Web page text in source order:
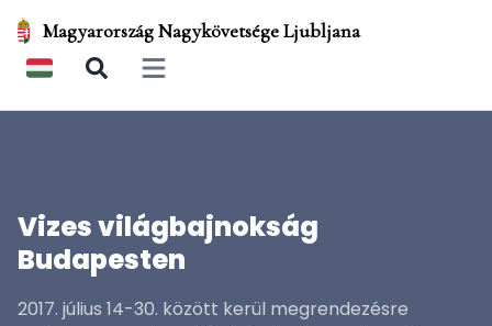
Magyarország Nagykövetsége Ljubljana
Open main menu
Vizes világbajnokság
Budapesten
2017. július 14-30. között kerül megrendezésre